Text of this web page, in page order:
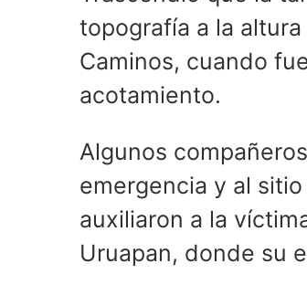
topografía a la
Caminos, cuando
acotamiento.
Algunos
emergencia y al
auxiliaron a la
Uruapan, donde su